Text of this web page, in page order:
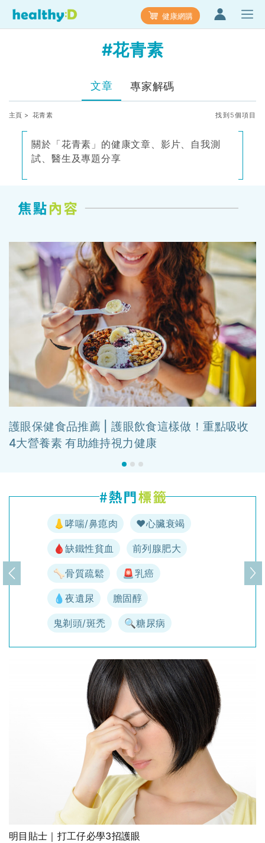
健康網購
#花青素
文章 專家解碼
主頁 > 花青素 找到5個項目
關於「花青素」的健康文章、影片、自我測
試、醫生及專題分享
護眼保健食品推薦 | 護眼飲食這樣做！重點吸收
4大營養素 有助維持視力健康
👃哮喘/鼻瘜肉 ♥️心臟衰竭
🩸缺鐵性貧血 前列腺肥大
🦴骨質疏鬆 🚨乳癌
💧夜遺尿 膽固醇
鬼剃頭/斑禿 🔍糖尿病
上一頁 下
明目貼士｜打工仔必學3招護眼